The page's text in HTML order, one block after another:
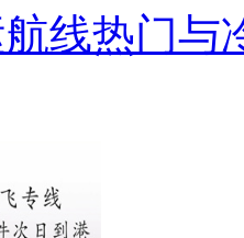
线热门与